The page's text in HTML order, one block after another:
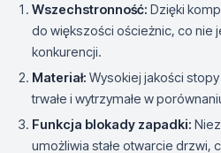
Wszechstronność: Dzięki
do większości ościeżnic, co nie
konkurencji.
Materiał: Wysokiej jakości
trwałe i wytrzymałe w
Funkcja blokady zapadki:
umożliwia stałe otwarcie drzwi,